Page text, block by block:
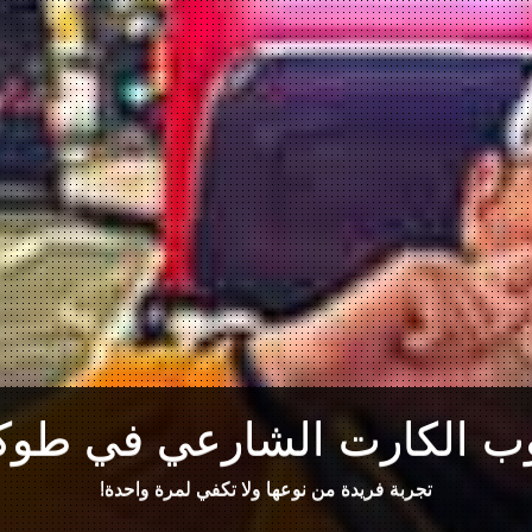
الكارت الشارعي في
تجربة فريدة من نوعها ولا تكفي لمرة واحدة!